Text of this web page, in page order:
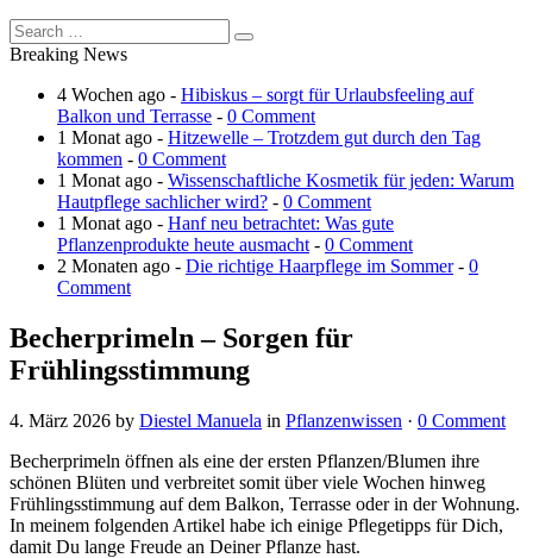
Breaking News
4 Wochen ago - Hibiskus – sorgt für Urlaubsfeeling auf
Balkon und Terrasse - 0 Comment
1 Monat ago - Hitzewelle – Trotzdem gut durch den Tag
kommen - 0 Comment
1 Monat ago - Wissenschaftliche Kosmetik für jeden: Warum
Hautpflege sachlicher wird? - 0 Comment
1 Monat ago - Hanf neu betrachtet: Was gute
Pflanzenprodukte heute ausmacht - 0 Comment
2 Monaten ago - Die richtige Haarpflege im Sommer- 0
Comment
Becherprimeln – Sorgen für
Frühlingsstimmung
4. März 2026 by Diestel Manuela in Pflanzenwissen · 0 Comment
Becherprimeln öffnen als eine der ersten Pflanzen/Blumen ihre
schönen Blüten und verbreitet somit über viele Wochen hinweg
Frühlingsstimmung auf dem Balkon, Terrasse oder in der Wohnung.
In meinem folgenden Artikel habe ich einige Pflegetipps für Dich,
damit Du lange Freude an Deiner Pflanze hast.